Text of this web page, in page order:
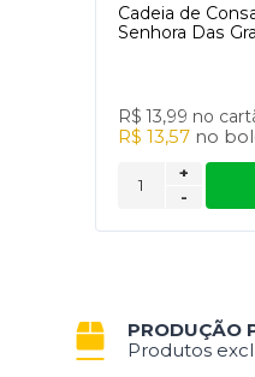
Cadeia de
Senhora Das
R$ 13,99 no
R$ 13,57 no
-
+
PRODUÇÃO
Produtos